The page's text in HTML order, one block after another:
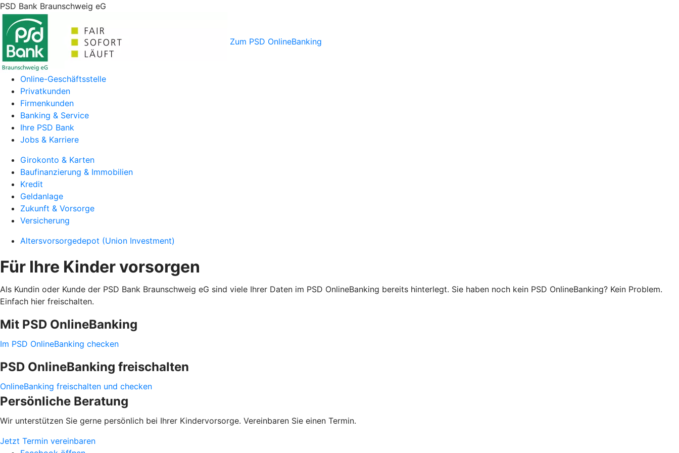
PSD Bank Braunschweig eG
Zum PSD OnlineBanking
Online-Geschäftsstelle
Privatkunden
Firmenkunden
Banking & Service
Ihre PSD Bank
Jobs & Karriere
Girokonto & Karten
Baufinanzierung & Immobilien
Kredit
Geldanlage
Zukunft & Vorsorge
Versicherung
Altersvorsorgedepot (Union Investment)
Für Ihre Kinder vorsorgen
Als Kundin oder Kunde der PSD Bank Braunschweig eG sind viele Ihrer Daten im PSD OnlineBanking bereits hinterlegt. Sie haben noch kein PSD OnlineBanking? Kein Problem.
Einfach hier freischalten.
Mit PSD OnlineBanking
Im PSD OnlineBanking checken
PSD OnlineBanking freischalten
OnlineBanking freischalten und checken
Persönliche Beratung
Wir unterstützen Sie gerne persönlich bei Ihrer Kindervorsorge. Vereinbaren Sie einen Termin.
Jetzt Termin vereinbaren